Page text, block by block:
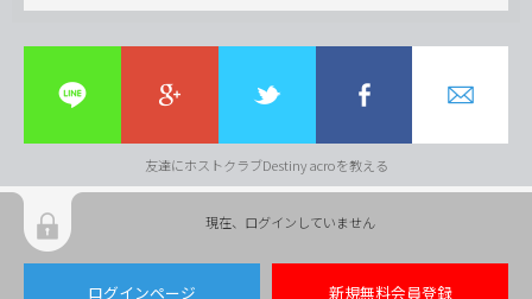
友達にホストクラブDestiny acroを教える
現在、ログインしていません
ログインページ 新規無料会員登録